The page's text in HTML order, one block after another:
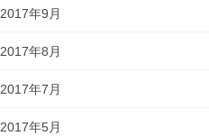
2017年9月
2017年8月
2017年7月
2017年5月